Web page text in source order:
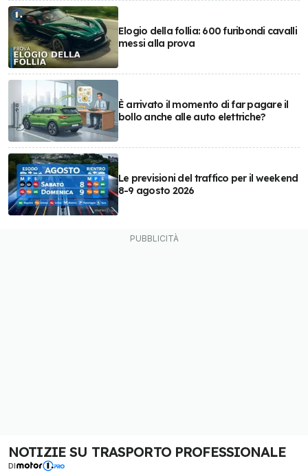
Elogio della follia: 600 furibondi cavalli
messi alla prova
È arrivato il momento di far pagare il
bollo anche alle auto elettriche?
Le previsioni del traffico per il weekend
8-9 agosto 2026
NOTIZIE SU TRASPORTO PROFESSIONALE
DI